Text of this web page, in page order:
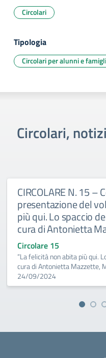
Circolari
Tipologia
Circolari per alunni e
Circolari,
CIRCOLARE N. 15 –
presentazione del
più qui. Lo spaccio
cura di Antonietta
Circolare 15
“La felicità non abita più qui.
cura di Antonietta Mazzette,
24/09/2024